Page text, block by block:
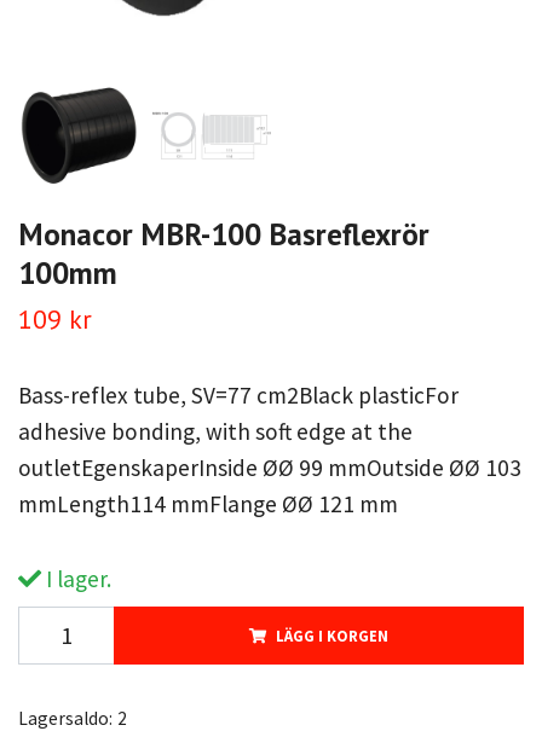
Monacor MBR-100 Basreflexrör
100mm
109 kr
Bass-reflex tube, SV=77 cm2Black plasticFor
adhesive bonding, with soft edge at the
outletEgenskaperInside ØØ 99 mmOutside ØØ 103
mmLength114 mmFlange ØØ 121 mm
I lager.
LÄGG I KORGEN
Lagersaldo: 2